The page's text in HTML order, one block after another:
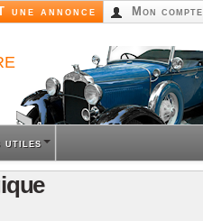
une annonce Mon compte
utiles